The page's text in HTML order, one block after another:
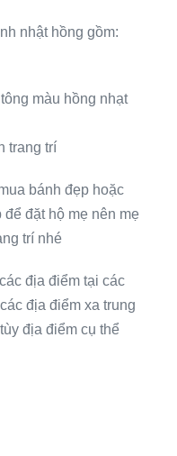
nhật hồng gồm:
màu hồng nhạt
trang trí
bánh đẹp hoặc
đặt hộ mẹ nên mẹ
trí nhé
địa điểm tại các
địa điểm xa trung
địa điểm cụ thể